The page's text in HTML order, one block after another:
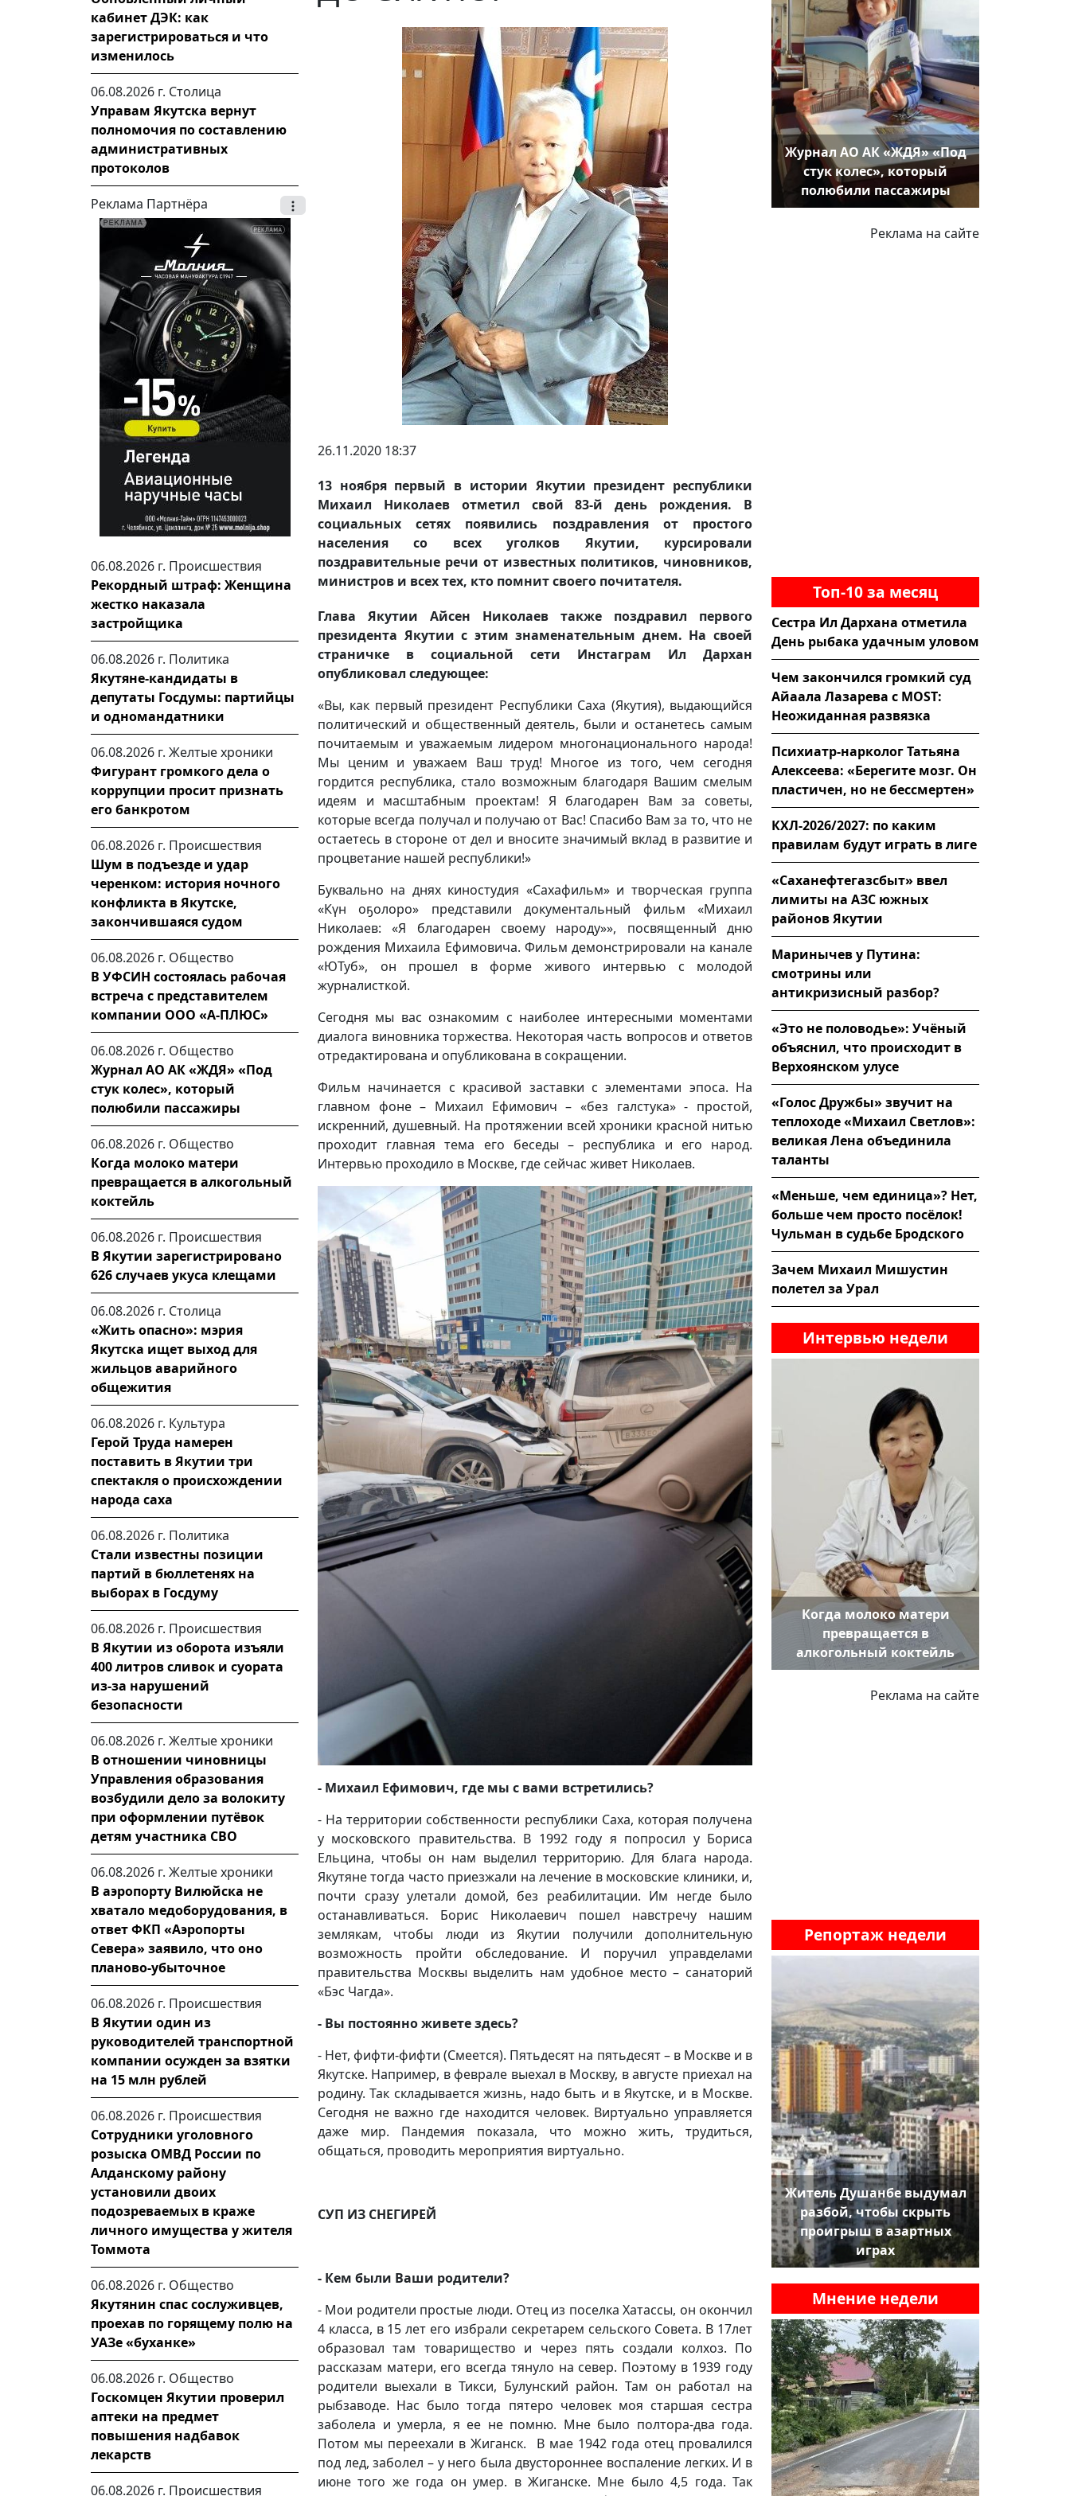
кабинет ДЭК: как
зарегистрироваться и что
изменилось
06.08.2026 г. Столица
Управам Якутска вернут
полномочия по составлению
административных
протоколов
Реклама Партнёра
06.08.2026 г. Происшествия
Рекордный штраф: Женщина
жестко наказала
застройщика
06.08.2026 г. Политика
Якутяне-кандидаты в
депутаты Госдумы: партийцы
и одномандатники
06.08.2026 г. Желтые хроники
Фигурант громкого дела о
коррупции просит признать
его банкротом
06.08.2026 г. Происшествия
Шум в подъезде и удар
черенком: история ночного
конфликта в Якутске,
закончившаяся судом
06.08.2026 г. Общество
В УФСИН состоялась рабочая
встреча с представителем
компании ООО «А-ПЛЮС»
06.08.2026 г. Общество
Журнал АО АК «ЖДЯ» «Под
стук колес», который
полюбили пассажиры
06.08.2026 г. Общество
Когда молоко матери
превращается в алкогольный
коктейль
06.08.2026 г. Происшествия
В Якутии зарегистрировано
626 случаев укуса клещами
06.08.2026 г. Столица
«Жить опасно»: мэрия
Якутска ищет выход для
жильцов аварийного
общежития
06.08.2026 г. Культура
Герой Труда намерен
поставить в Якутии три
спектакля о происхождении
народа саха
06.08.2026 г. Политика
Стали известны позиции
партий в бюллетенях на
выборах в Госдуму
06.08.2026 г. Происшествия
В Якутии из оборота изъяли
400 литров сливок и суората
из-за нарушений
безопасности
06.08.2026 г. Желтые хроники
В отношении чиновницы
Управления образования
возбудили дело за волокиту
при оформлении путёвок
детям участника СВО
06.08.2026 г. Желтые хроники
В аэропорту Вилюйска не
хватало медоборудования, в
ответ ФКП «Аэропорты
Севера» заявило, что оно
планово-убыточное
06.08.2026 г. Происшествия
В Якутии один из
руководителей транспортной
компании осужден за взятки
на 15 млн рублей
06.08.2026 г. Происшествия
Сотрудники уголовного
розыска ОМВД России по
Алданскому району
установили двоих
подозреваемых в краже
личного имущества у жителя
Томмота
06.08.2026 г. Общество
Якутянин спас сослуживцев,
проехав по горящему полю на
УАЗе «буханке»
06.08.2026 г. Общество
Госкомцен Якутии проверил
аптеки на предмет
повышения надбавок
лекарств
06.08.2026 г. Происшествия
26.11.2020 18:37
13 ноября первый в истории Якутии президент республики
Михаил Николаев отметил свой 83-й день рождения. В
социальных сетях появились поздравления от простого
населения со всех уголков Якутии, курсировали
поздравительные речи от известных политиков, чиновников,
министров и всех тех, кто помнит своего почитателя.
Глава Якутии Айсен Николаев также поздравил первого
президента Якутии с этим знаменательным днем. На своей
страничке в социальной сети Инстаграм Ил Дархан
опубликовал следующее:
«Вы, как первый президент Республики Саха (Якутия), выдающийся
политический и общественный деятель, были и останетесь самым
почитаемым и уважаемым лидером многонационального народа!
Мы ценим и уважаем Ваш труд! Многое из того, чем сегодня
гордится республика, стало возможным благодаря Вашим смелым
идеям и масштабным проектам! Я благодарен Вам за советы,
которые всегда получал и получаю от Вас! Спасибо Вам за то, что не
остаетесь в стороне от дел и вносите значимый вклад в развитие и
процветание нашей республики!»
Буквально на днях киностудия «Сахафильм» и творческая группа
«Күн оҕолоро» представили документальный фильм «Михаил
Николаев: «Я благодарен своему народу»», посвященный дню
рождения Михаила Ефимовича. Фильм демонстрировали на канале
«ЮТуб», он прошел в форме живого интервью с молодой
журналисткой.
Сегодня мы вас ознакомим с наиболее интересными моментами
диалога виновника торжества. Некоторая часть вопросов и ответов
отредактирована и опубликована в сокращении.
Фильм начинается с красивой заставки с элементами эпоса. На
главном фоне – Михаил Ефимович – «без галстука» - простой,
искренний, душевный. На протяжении всей хроники красной нитью
проходит главная тема его беседы – республика и его народ.
Интервью проходило в Москве, где сейчас живет Николаев.
- Михаил Ефимович, где мы с вами встретились?
- На территории собственности республики Саха, которая получена
у московского правительства. В 1992 году я попросил у Бориса
Ельцина, чтобы он нам выделил территорию. Для блага народа.
Якутяне тогда часто приезжали на лечение в московские клиники, и,
почти сразу улетали домой, без реабилитации. Им негде было
останавливаться. Борис Николаевич пошел навстречу нашим
землякам, чтобы люди из Якутии получили дополнительную
возможность пройти обследование. И поручил управделами
правительства Москвы выделить нам удобное место – санаторий
«Бэс Чагда».
- Вы постоянно живете здесь?
- Нет, фифти-фифти (Смеется). Пятьдесят на пятьдесят – в Москве и в
Якутске. Например, в феврале выехал в Москву, в августе приехал на
родину. Так складывается жизнь, надо быть и в Якутске, и в Москве.
Сегодня не важно где находится человек. Виртуально управляется
даже мир. Пандемия показала, что можно жить, трудиться,
общаться, проводить мероприятия виртуально.
СУП ИЗ СНЕГИРЕЙ
- Кем были Ваши родители?
- Мои родители простые люди. Отец из поселка Хатассы, он окончил
4 класса, в 15 лет его избрали секретарем сельского Совета. В 17лет
образовал там товарищество и через пять создали колхоз. По
рассказам матери, его всегда тянуло на север. Поэтому в 1939 году
родители выехали в Тикси, Булунский район. Там он работал на
рыбзаводе. Нас было тогда пятеро человек моя старшая сестра
заболела и умерла, я ее не помню. Мне было полтора-два года.
Потом мы переехали в Жиганск. В мае 1942 года отец провалился
под лед, заболел – у него была двустороннее воспаление легких. И в
июне того же года он умер. в Жиганске. Мне было 4,5 года. Так
Журнал АО АК «ЖДЯ» «Под
стук колес», который
полюбили пассажиры
Реклама на сайте
Топ-10 за месяц
Сестра Ил Дархана отметила
День рыбака удачным уловом
Чем закончился громкий суд
Айаала Лазарева с MOST:
Неожиданная развязка
Психиатр-нарколог Татьяна
Алексеева: «Берегите мозг. Он
пластичен, но не бессмертен»
КХЛ-2026/2027: по каким
правилам будут играть в лиге
«Саханефтегазсбыт» ввел
лимиты на АЗС южных
районов Якутии
Маринычев у Путина:
смотрины или
антикризисный разбор?
«Это не половодье»: Учёный
объяснил, что происходит в
Верхоянском улусе
«Голос Дружбы» звучит на
теплоходе «Михаил Светлов»:
великая Лена объединила
таланты
«Меньше, чем единица»? Нет,
больше чем просто посёлок!
Чульман в судьбе Бродского
Зачем Михаил Мишустин
полетел за Урал
Интервью недели
Когда молоко матери
превращается в
алкогольный коктейль
Реклама на сайте
Репортаж недели
Житель Душанбе выдумал
разбой, чтобы скрыть
проигрыш в азартных
играх
Мнение недели